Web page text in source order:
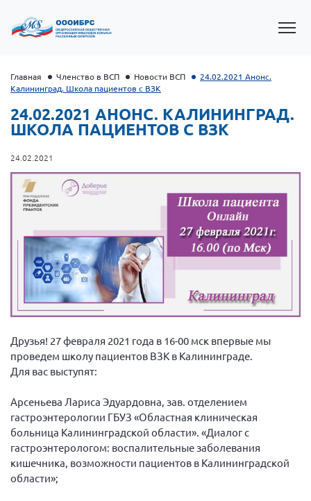
Президент Власов Я.В.
Первый вице-президент Кичигина Н. Ф.
Генеральный директор Матвиевская О.В.
Вице-президент Зрячева Н.В.
Вице-президент Шишлянников Ф.В.
Информационная служба
Отдел международных отношений
Вице-президент Валюх М.В.
Вице-президент Чернова А.В.
Вице-президент Цикорин И.В.
Вице-президент Груба Л.В.
Главная Членство в ВСП Новости ВСП
24.02.2021 Анонс.
Калининград. Школа пациентов с ВЗК
24.02.2021 АНОНС. КАЛИНИНГРАД.
ШКОЛА ПАЦИЕНТОВ С ВЗК
24.02.2021
Друзья! 27 февраля 2021 года в 16-00 мск впервые мы
проведем школу пациентов ВЗК в Калининграде.
Для вас выступят:
Арсеньева Лариса Эдуардовна, зав. отделением
гастроэнтерологии ГБУЗ «Областная клиническая
больница Калининградской области». «Диалог с
гастроэнтерологом: воспалительные заболевания
кишечника, возможности пациентов в Калининградской
области»;